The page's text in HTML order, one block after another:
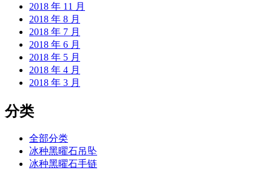
2018 年 11 月
2018 年 8 月
2018 年 7 月
2018 年 6 月
2018 年 5 月
2018 年 4 月
2018 年 3 月
分类
全部分类
冰种黑曜石吊坠
冰种黑曜石手链